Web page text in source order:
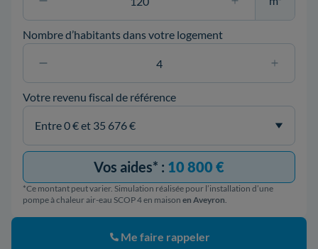
Nombre d’habitants dans votre logement
Votre revenu fiscal de référence
Vos aides* : 10 800 €
*Ce montant peut varier. Simulation réalisée pour l’installation d’une
pompe à chaleur air-eau SCOP 4 en maison en Aveyron.
Me faire rappeler